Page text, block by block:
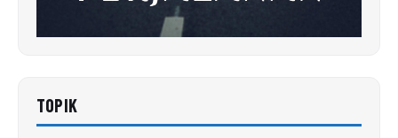
TOPIK